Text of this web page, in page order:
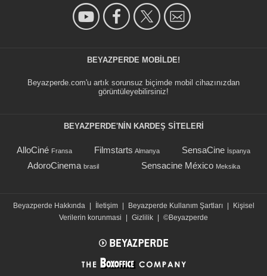
BEYAZPERDE MOBILDE!
Beyazperde.com'u artık sorunsuz biçimde mobil cihazınızdan
görüntüleyebilirsiniz!
BEYAZPERDE'NIN KARDEŞ SİTELERİ
AlloCiné Fransa Filmstarts Almanya SensaCine İspanya
AdoroCinema brasil Sensacine México Meksika
Beyazperde Hakkında İletişim Beyazperde Kullanım Şartları
Kişisel
Verilerin korunmasi
Gizlilik ©Beyazperde